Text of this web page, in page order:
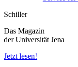
Schiller
Das Magazin
der Universität Jena
Jetzt lesen!